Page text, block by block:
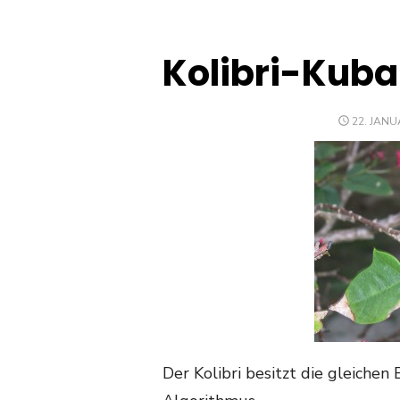
Kolibri-Kuba
POSTED
22.
Der Kolibri besitzt die gleichen